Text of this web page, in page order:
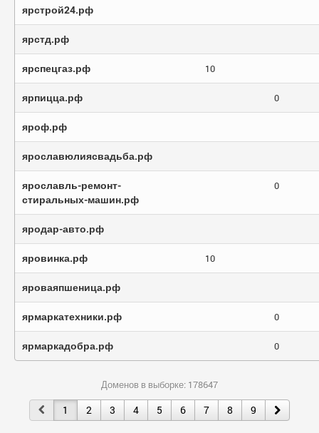
ярстрой24.рф
ярстд.рф
ярспецгаз.рф 10
ярпицца.рф 0
яроф.рф
ярославюлиясвадьба.рф
ярославль-ремонт-
стиральных-машин.рф
0
яродар-авто.рф
яровинка.рф 10
яроваяпшеница.рф
ярмаркатехники.рф 0
ярмаркадобра.рф 0
Доменов в выборке: 178647
1 2 3 4 5 6 7 8 9